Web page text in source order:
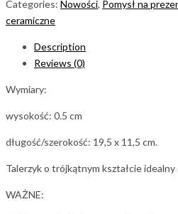
quantity
Categories: Nowości, Pomysł na
ceramiczne
Description
Reviews (0)
Wymiary:
wysokość: 0.5 cm
długość/szerokość: 19,5 x 11,5 cm.
Talerzyk o trójkątnym kształcie
WAŻNE: